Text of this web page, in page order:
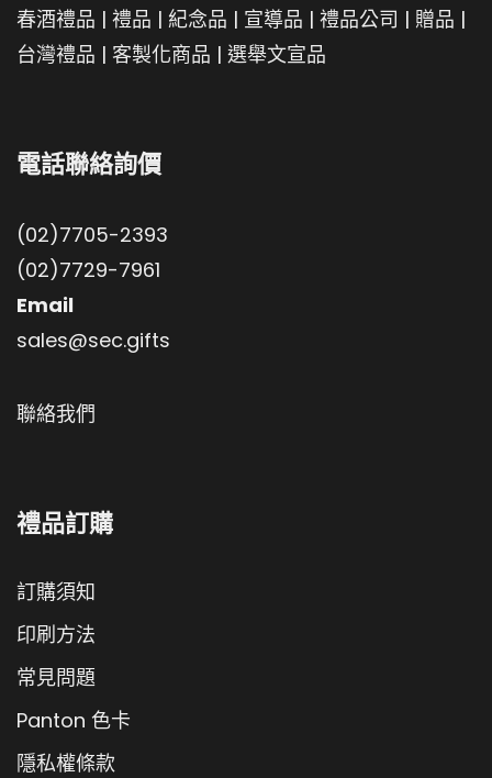
春酒禮品 | 禮品 | 紀念品 | 宣導品 | 禮品公司 | 贈品 |
台灣禮品 | 客製化商品 | 選舉文宣品
電話聯絡詢價
(02)7705-2393
(02)7729-7961
Email
sales@sec.gifts
聯絡我們
禮品訂購
訂購須知
印刷方法
常見問題
Panton 色卡
隱私權條款